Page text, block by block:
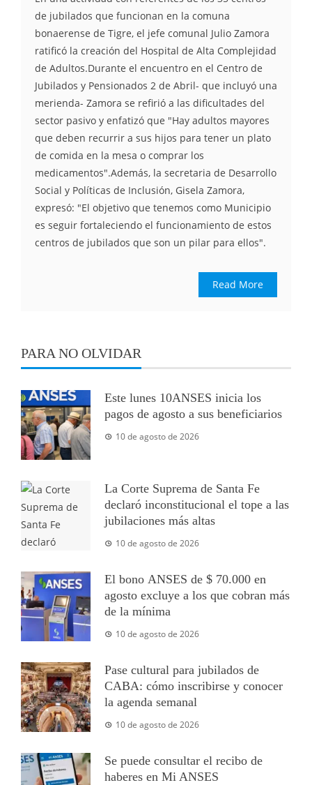
de jubilados que funcionan en la comuna
bonaerense de Tigre, el jefe comunal Julio Zamora
ratificó la creación del Hospital de Alta Complejidad
de Adultos.Durante el encuentro en el Centro de
Jubilados y Pensionados 2 de Abril- que incluyó una
merienda- Zamora se refirió a las dificultades del
sector pasivo y enfatizó que "Hay adultos mayores
que deben recurrir a sus hijos para tener un plato
de comida en la mesa o comprar los
medicamentos".Además, la secretaria de Desarrollo
Social y Políticas de Inclusión, Gisela Zamora,
expresó: "El objetivo que tenemos como Municipio
es seguir fortaleciendo el funcionamiento de estos
centros de jubilados que son un pilar para ellos".
Read More
PARA NO OLVIDAR
Este lunes 10ANSES inicia los
pagos de agosto a sus beneficiarios
10 de agosto de 2026
La Corte Suprema de Santa Fe
declaró inconstitucional el tope a las
jubilaciones más altas
10 de agosto de 2026
El bono ANSES de $ 70.000 en
agosto excluye a los que cobran más
de la mínima
10 de agosto de 2026
Pase cultural para jubilados de
CABA: cómo inscribirse y conocer
la agenda semanal
10 de agosto de 2026
Se puede consultar el recibo de
haberes en Mi ANSES